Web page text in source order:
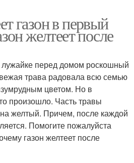
газон в первый
желтеет после
лужайке перед домом роскошный
трава радовала всю семью
цветом. Но в
произошло. Часть травы
желтый. Причем, после каждой
Помогите пожалуйста
газон желтеет после